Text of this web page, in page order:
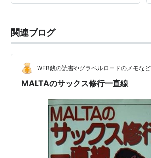
関連ブログ
WEB銭の読書やグラベルロードのメモなど
MALTAのサックス修行一直線